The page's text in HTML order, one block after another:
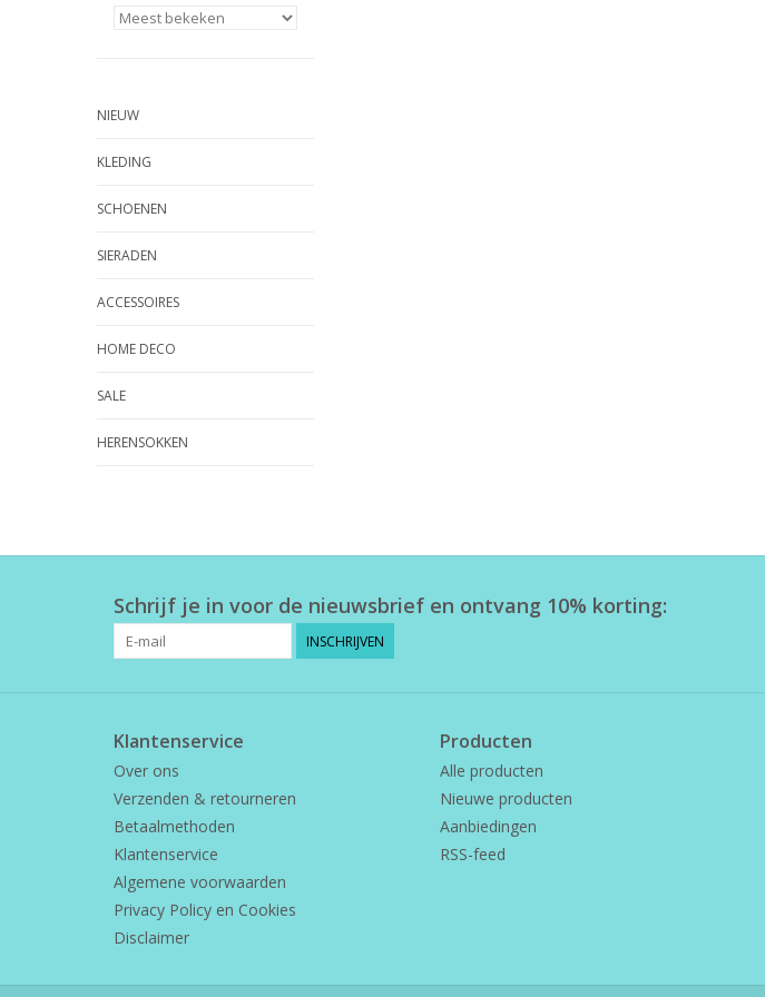
NIEUW
KLEDING
SCHOENEN
SIERADEN
ACCESSOIRES
HOME DECO
SALE
HERENSOKKEN
Schrijf je in voor de nieuwsbrief en ontvang 10% korting:
INSCHRIJVEN
Klantenservice
Over ons
Verzenden & retourneren
Betaalmethoden
Klantenservice
Algemene voorwaarden
Privacy Policy en Cookies
Disclaimer
Producten
Alle producten
Nieuwe producten
Aanbiedingen
RSS-feed